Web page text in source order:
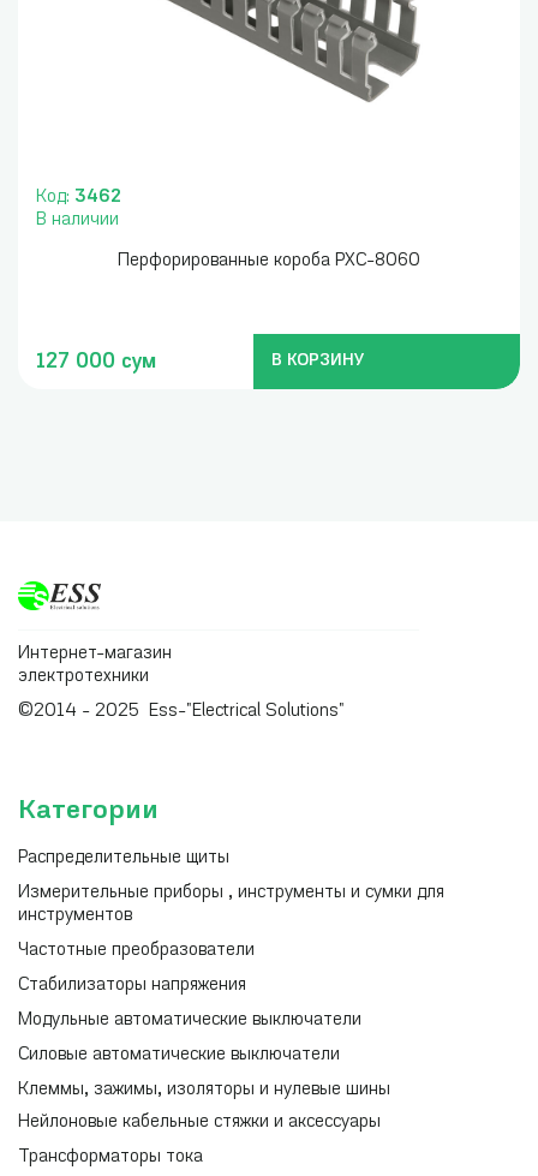
Код: 3462
В наличии
Перфорированные короба PXC-8060
127 000 сум В КОРЗИНУ
Интернет-магазин
электротехники
©2014 - 2025 Ess-"Electrical Solutions"
Категории
Распределительные щиты
Измерительные приборы , инструменты и сумки для
инструментов
Частотные преобразователи
Стабилизаторы напряжения
Модульные автоматические выключатели
Силовые автоматические выключатели
Клеммы, зажимы, изоляторы и нулевые шины
Нейлоновые кабельные стяжки и аксессуары
Трансформаторы тока